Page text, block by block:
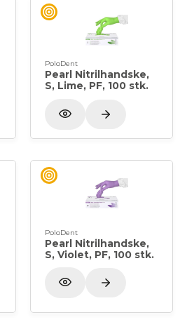
PoloDent
Pearl Nitrilhandske,
S, Lime, PF, 100 stk.
PoloDent
Pearl Nitrilhandske,
S, Violet, PF, 100 stk.